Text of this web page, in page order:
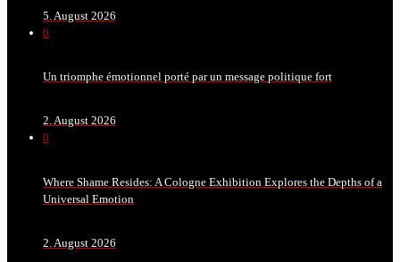
5. August 2026
0
Un triomphe émotionnel porté par un message politique fort
2. August 2026
0
Where Shame Resides: A Cologne Exhibition Explores the Depths of a
Universal Emotion
2. August 2026